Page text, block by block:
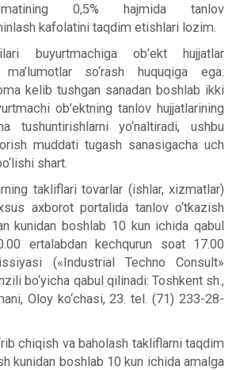
0,5% hajmida tanlov
kafolatini taqdim etishlari lozim.
buyurtmachiga ob’ekt hujjatlar
so‘rash huquqiga ega.
kelib tushgan sanadan boshlab ikki
ob’ektning tanlov hujjatlarining
tushuntirishlarni yo‘naltiradi, ushbu
muddati tugash sanasigacha uch
shart.
takliflari tovarlar (ishlar, xizmatlar)
axborot portalida tanlov o‘tkazish
kunidan boshlab 10 kun ichida qabul
ertalabdan kechqurun soat 17.00
(«Industrial Techno Consult»
bo‘yicha qabul qilinadi: Toshkent sh.,
Oloy ko‘chasi, 23. tel. (71) 233-28-
chiqish va baholash takliflarni taqdim
kunidan boshlab 10 kun ichida amalga